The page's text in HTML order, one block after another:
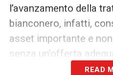
l’avanzamento della
bianconero, infatti,
asset importante e
senza un’offerta
READ